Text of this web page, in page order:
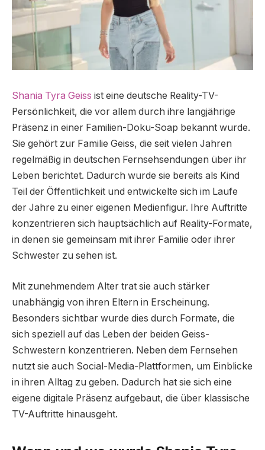
Shania Tyra Geiss ist eine deutsche Reality-TV-
Persönlichkeit, die vor allem durch ihre langjährige
Präsenz in einer Familien-Doku-Soap bekannt wurde.
Sie gehört zur Familie Geiss, die seit vielen Jahren
regelmäßig in deutschen Fernsehsendungen über ihr
Leben berichtet. Dadurch wurde sie bereits als Kind
Teil der Öffentlichkeit und entwickelte sich im Laufe
der Jahre zu einer eigenen Medienfigur. Ihre Auftritte
konzentrieren sich hauptsächlich auf Reality-Formate,
in denen sie gemeinsam mit ihrer Familie oder ihrer
Schwester zu sehen ist.
Mit zunehmendem Alter trat sie auch stärker
unabhängig von ihren Eltern in Erscheinung.
Besonders sichtbar wurde dies durch Formate, die
sich speziell auf das Leben der beiden Geiss-
Schwestern konzentrieren. Neben dem Fernsehen
nutzt sie auch Social-Media-Plattformen, um Einblicke
in ihren Alltag zu geben. Dadurch hat sie sich eine
eigene digitale Präsenz aufgebaut, die über klassische
TV-Auftritte hinausgeht.